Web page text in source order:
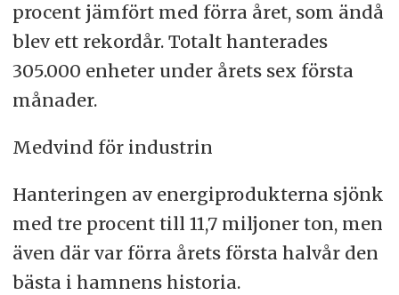
procent jämfört med förra året, som ändå
blev ett rekordår. Totalt hanterades
305.000 enheter under årets sex första
månader.
Medvind för industrin
Hanteringen av energiprodukterna sjönk
med tre procent till 11,7 miljoner ton, men
även där var förra årets första halvår den
bästa i hamnens historia.